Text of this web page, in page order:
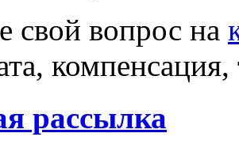
свой вопрос на
компенсация,
рассылка